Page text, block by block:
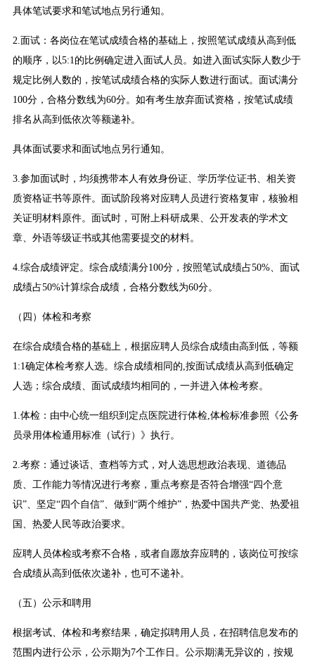
具体笔试要求和笔试地点另行通知。
2.面试：各岗位在笔试成绩合格的基础上，按照笔试成绩从高到低
的顺序，以5:1的比例确定进入面试人员。如进入面试实际人数少于
规定比例人数的，按笔试成绩合格的实际人数进行面试。面试满分
100分，合格分数线为60分。如有考生放弃面试资格，按笔试成绩
排名从高到低依次等额递补。
具体面试要求和面试地点另行通知。
3.参加面试时，均须携带本人有效身份证、学历学位证书、相关资
质资格证书等原件。面试阶段将对应聘人员进行资格复审，核验相
关证明材料原件。面试时，可附上科研成果、公开发表的学术文
章、外语等级证书或其他需要提交的材料。
4.综合成绩评定。综合成绩满分100分，按照笔试成绩占50%、面试
成绩占50%计算综合成绩，合格分数线为60分。
（四）体检和考察
在综合成绩合格的基础上，根据应聘人员综合成绩由高到低，等额
1:1确定体检考察人选。综合成绩相同的,按面试成绩从高到低确定
人选；综合成绩、面试成绩均相同的，一并进入体检考察。
1.体检：由中心统一组织到定点医院进行体检,体检标准参照《公务
员录用体检通用标准（试行）》执行。
2.考察：通过谈话、查档等方式，对人选思想政治表现、道德品
质、工作能力等情况进行考察，重点考察是否符合增强“四个意
识”、坚定“四个自信”、做到“两个维护”，热爱中国共产党、热爱祖
国、热爱人民等政治要求。
应聘人员体检或考察不合格，或者自愿放弃应聘的，该岗位可按综
合成绩从高到低依次递补，也可不递补。
（五）公示和聘用
根据考试、体检和考察结果，确定拟聘用人员，在招聘信息发布的
范围内进行公示，公示期为7个工作日。公示期满无异议的，按规